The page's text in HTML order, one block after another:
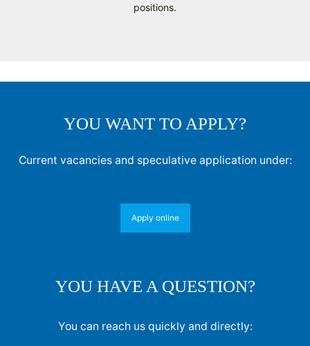
positions.
YOU WANT TO APPLY?
Current vacancies and speculative application under:
Apply online
YOU HAVE A QUESTION?
You can reach us quickly and directly: